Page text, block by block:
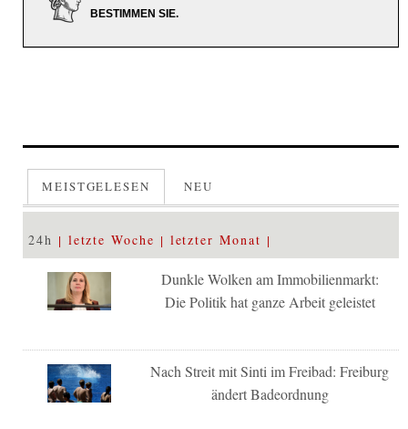
BESTIMMEN SIE.
MEISTGELESEN NEU
24h letzte Woche letzter Monat
Dunkle Wolken am Immobilienmarkt:
Die Politik hat ganze Arbeit geleistet
Nach Streit mit Sinti im Freibad: Freiburg
ändert Badeordnung